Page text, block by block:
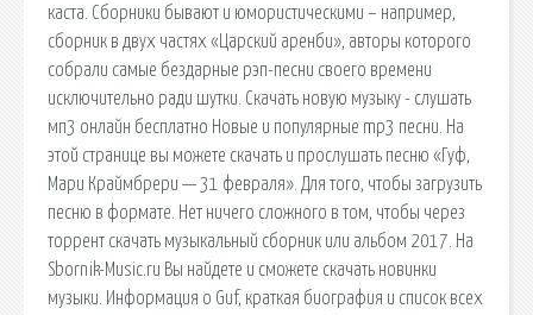
каста. Сборники бывают и юмористическими – например,
сборник в двух частях «Царский аренби», авторы которого
собрали самые бездарные рэп-песни своего времени
исключительно ради шутки. Скачать новую музыку - слушать
мп3 онлайн бесплатно Новые и популярные mp3 песни. На
этой странице вы можете скачать и прослушать песню «Гуф,
Мари Краймбрери — 31 февраля». Для того, чтобы загрузить
песню в формате. Нет ничего сложного в том, чтобы через
торрент скачать музыкальный сборник или альбом 2017. На
Sbornik-Music.ru Вы найдете и сможете скачать новинки
музыки. Информация о Guf, краткая биография и список всех